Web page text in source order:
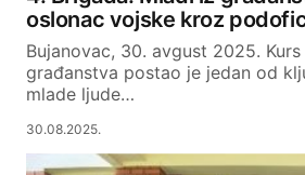
oslonac vojske kroz
Bujanovac, 30. avgust 2025.
građanstva postao je jedan od
mlade ljude…
30.08.2025.